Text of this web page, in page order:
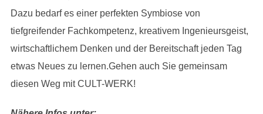
Dazu bedarf es einer perfekten Symbiose von
tiefgreifender Fachkompetenz, kreativem Ingenieursgeist,
wirtschaftlichem Denken und der Bereitschaft jeden Tag
etwas Neues zu lernen.Gehen auch Sie gemeinsam
diesen Weg mit CULT-WERK!